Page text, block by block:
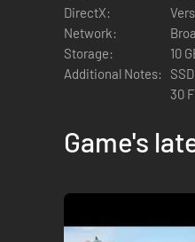
Original
Spillet byder på en
i dit eventyr, undslippe
DirectX:
Network:
Storage:
10
Additional Notes:
30
Game's